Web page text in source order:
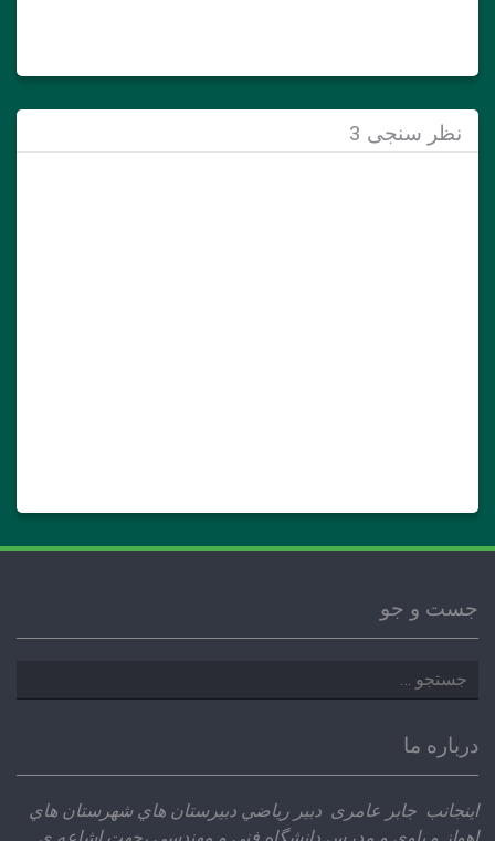
نظر سنجی 3
جست و جو
جستجو
برای:
درباره ما
اينجانب جابر عامری دبير رياضي دبيرستان هاي شهرستان هاي